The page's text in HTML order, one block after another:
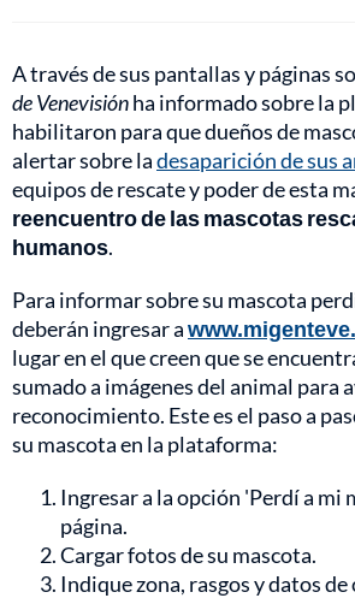
A través de sus pantallas y páginas
de Venevisiónha informado sobre la
habilitaron para que dueños de
alertar sobre ladesaparición de sus
equipos de rescate y poder de esta
reencuentro de las mascotas
humanos.
Para informar sobre su mascota
deberán ingresar a
lugar en el que creen que se
sumado a imágenes del animal para
reconocimiento. Este es el paso a
su mascota en la plataforma:
Ingresar a la opción 'Perdí a mi
página.
Cargar fotos de su mascota.
Indique zona, rasgos y datos